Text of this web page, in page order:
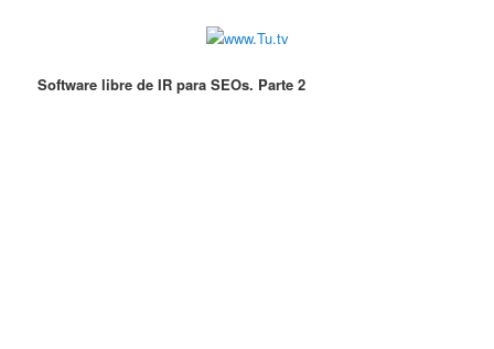
Software libre de IR para SEOs. Parte 2